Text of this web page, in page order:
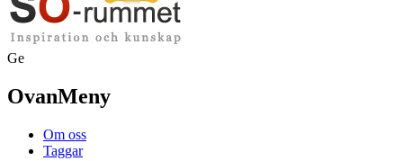
Ge
OvanMeny
Om oss
Taggar